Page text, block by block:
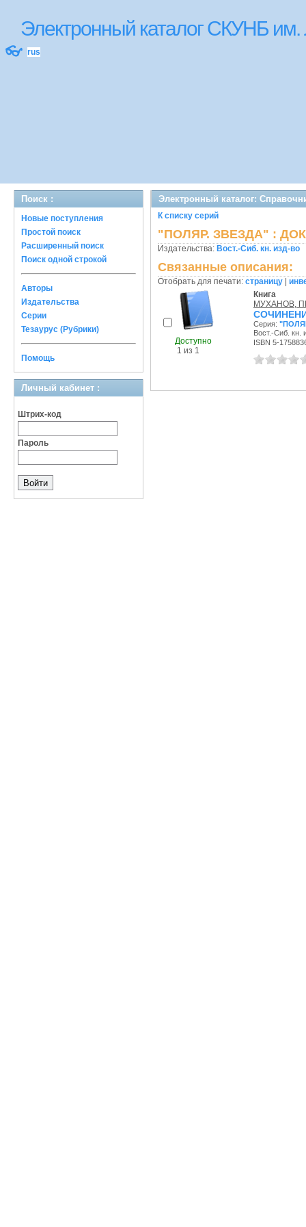
Электронный каталог СКУНБ
👓 rus
Поиск :
Новые поступления
Простой поиск
Расширенный поиск
Поиск одной строкой
Авторы
Издательства
Серии
Тезаурус (Рубрики)
Помощь
Личный кабинет :
Штрих-код
Пароль
Электронный каталог:
К списку серий
"ПОЛЯР. ЗВЕЗДА" :
Издательства: Вост.-Сиб. кн. изд-во
Связанные описания:
Отобрать для печати: страницу
Доступно
1 из 1
Книга
МУХАНОВ,
Серия:
Вост.-Сиб. кн.
ISBN 5-